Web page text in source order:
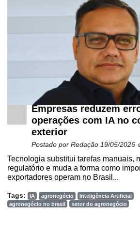
Empresas reduzem
operações com IA no
exterior
Postado por Redação 19/05/2026
Tecnologia substitui tarefas manuais,
regulatório e muda a forma como
exportadores operam no Brasil...
Tags: IA agronegócio
Inteligência Artificial
agronegócio no brasil
setor do agronegócio